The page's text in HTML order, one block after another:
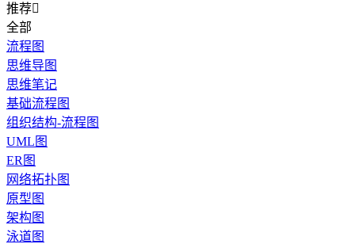
推荐
全部
流程图
思维导图
思维笔记
基础流程图
组织结构-流程图
UML图
ER图
网络拓扑图
原型图
架构图
泳道图